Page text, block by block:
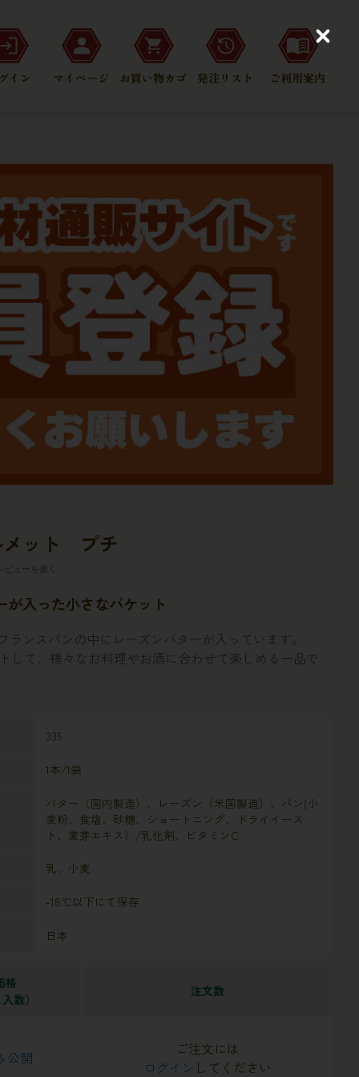
イン マイページ お買い物カゴ 発注リスト ご利用案内
メット プチ
レビューを書く
が入った小さなバケット
ランスパンの中にレーズンバターが入っています。
して、様々なお料理やお酒に合わせて楽しめる一品で
335
1本/1袋
バター（国内製造）、レーズン（米国製造）、パン(小
麦粉、食塩、砂糖、ショートニング、ドライイース
ト、麦芽エキス）/乳化剤、ビタミンC
乳、小麦
-18℃以下にて保存
日本
格
数）
注文数
公開
ご注文には
ログイン してください
C
o
s